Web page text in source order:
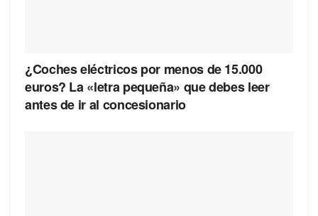
¿Coches eléctricos por menos de 15.000
euros? La «letra pequeña» que debes leer
antes de ir al concesionario